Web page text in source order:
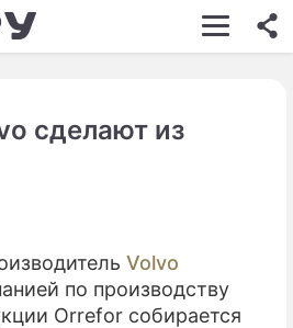
ШОУ-БИЗНЕС
КИНО
ЭКОНОМИКА
ПРОИСШЕСТВИЯ
сделают из
Volvo
по производству
Orrefor собирается